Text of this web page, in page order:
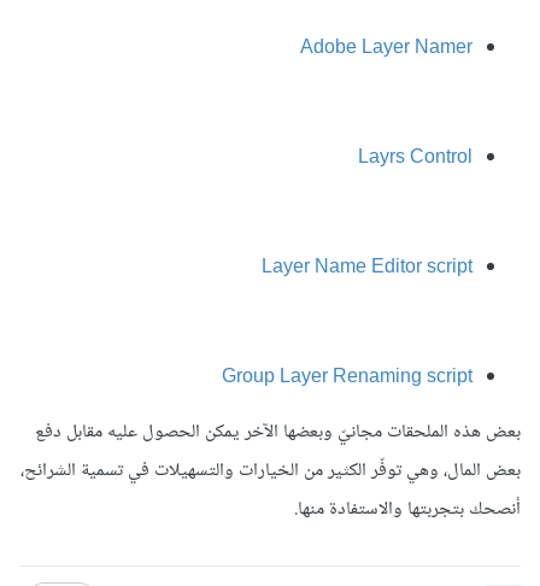
Adobe Layer Namer
Layrs Control
Layer Name Editor script
Group Layer Renaming script
بعض هذه الملحقات مجانيّ وبعضها الآخر يمكن الحصول عليه مقابل دفع
بعض المال، وهي توفّر الكثير من الخيارات والتسهيلات في تسمية الشرائح،
أنصحك بتجربتها والاستفادة منها.